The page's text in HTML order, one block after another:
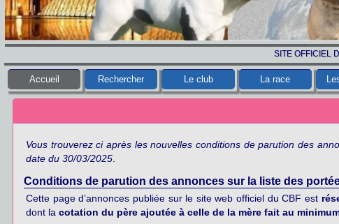
SITE OFFICIEL
Accueil Rechercher Le club La race
Vous trouverez ci après les nouvelles conditions de parution des
date du 30/03/2025.
Conditions de parution des annonces sur la liste des
Cette page d’annonces publiée sur le site web officiel du CBF est
dont la cotation du père ajoutée à celle de la mère fait au